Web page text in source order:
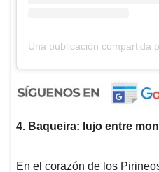
Una publicación compartida
4. Baqueira: lujo entre
En el corazón de los